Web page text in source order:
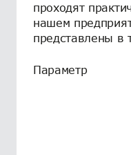
проходят
нашем
представлены в
Параметр